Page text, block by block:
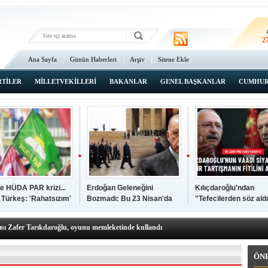
Ana Sayfa Günün Haberleri Arşiv Sitene Ekle
MİLLETVEKİLLERİ BAKANLAR GENEL BAŞKANLAR
HÜDA PAR krizi...
'Rahatsızım'
Erdoğan Geleneğini
Bozmadı: Bu 23 Nisan'da
da Anıtkabir'de yok
Kılıçdaroğlu'ndan
"Tefecilerden söz
diyen Erdoğan'a yanıt
Ali Öğdük, mazbatasını aldı…
yeni operasyon! Zeydan Karalar, Abdurrahman Tutdere ve Ahmet
Küçükoğlu'nun yeni 'A Takımı'nda kimler var?
Tarihi günde, tarihi açılış
anketi açıklandı!
Zafer Tarıkdaroğlu, oyunu memleketinde kullandı